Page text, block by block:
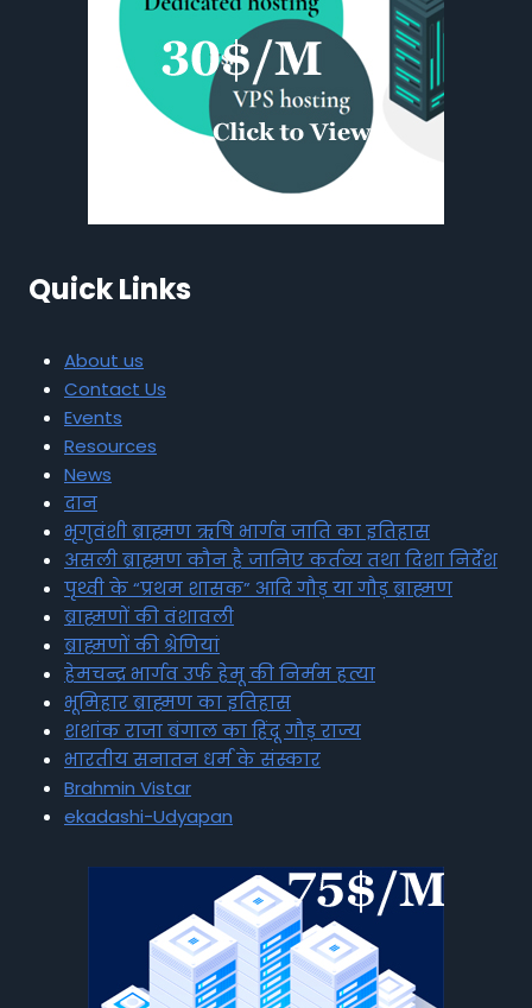
Quick Links
About us
Contact Us
Events
Resources
News
दान
भृगुवंशी ब्राह्मण ऋषि भार्गव जाति का इतिहास
असली ब्राह्मण कौन है जानिए कर्तव्य तथा दिशा निर्देश
पृथ्वी के “प्रथम शासक” आदि गौड़ या गौड़ ब्राह्मण
ब्राह्मणों की वंशावली
ब्राह्मणों की श्रेणियां
हेमचन्द्र भार्गव उर्फ हेमू की निर्मम हत्या
भूमिहार ब्राह्मण का इतिहास
शशांक राजा बंगाल का हिंदू गौड़ राज्य
भारतीय सनातन धर्म के संस्कार
Brahmin Vistar
ekadashi-Udyapan